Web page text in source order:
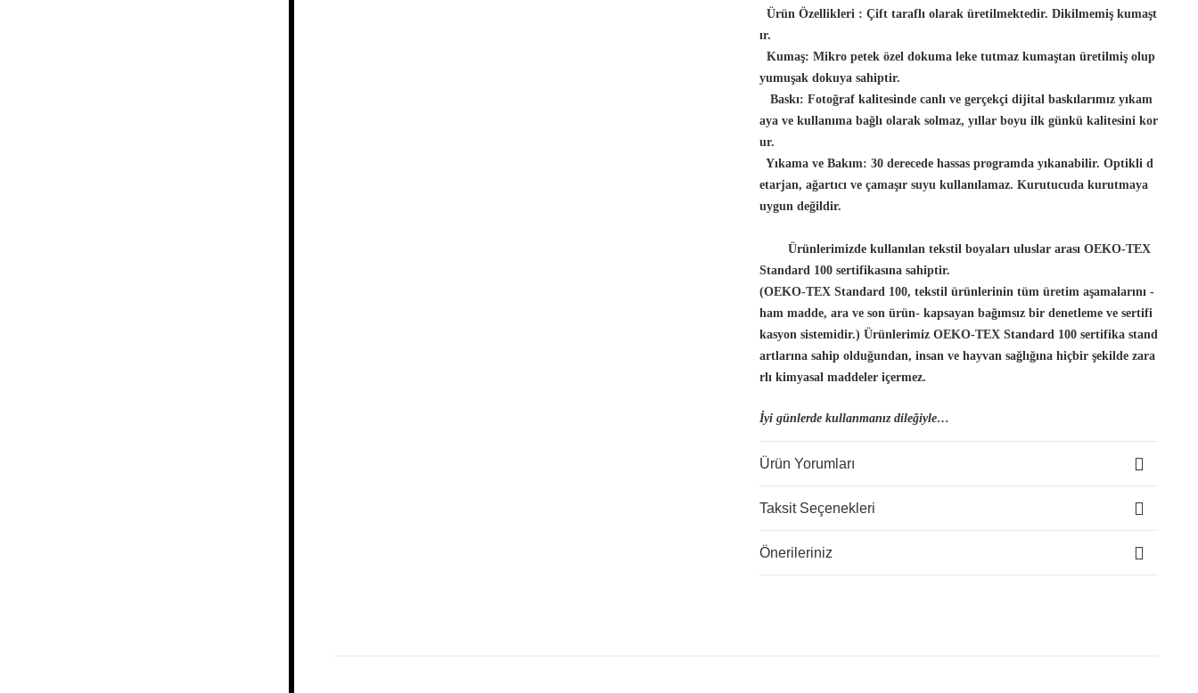
Ürün Özellikleri : Çift taraflı olarak üretilmektedir. Dikilmemiş kumaşt
ır.
Kumaş: Mikro petek özel dokuma leke tutmaz kumaştan üretilmiş olup
yumuşak dokuya sahiptir.
Baskı: Fotoğraf kalitesinde canlı ve gerçekçi dijital baskılarımız yıkam
aya ve kullanıma bağlı olarak solmaz, yıllar boyu ilk günkü kalitesini kor
ur.
Yıkama ve Bakım: 30 derecede hassas programda yıkanabilir. Optikli d
etarjan, ağartıcı ve çamaşır suyu kullanılamaz. Kurutucuda kurutmaya
uygun değildir.
Ürünlerimizde kullanılan tekstil boyaları uluslar arası OEKO-TEX
Standard 100 sertifikasına sahiptir.
(OEKO-TEX Standard 100, tekstil ürünlerinin tüm üretim aşamalarını -
ham madde, ara ve son ürün- kapsayan bağımsız bir denetleme ve sertifi
kasyon sistemidir.) Ürünlerimiz OEKO-TEX Standard 100 sertifika stand
artlarına sahip olduğundan, insan ve hayvan sağlığına hiçbir şekilde zara
rlı kimyasal maddeler içermez.
İyi günlerde kullanmanız dileğiyle…
Ürün Yorumları
Taksit Seçenekleri
Önerileriniz